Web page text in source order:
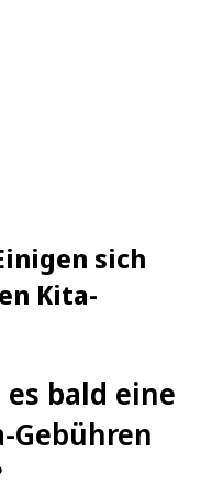
sich
Kita-
es bald eine
Gebühren